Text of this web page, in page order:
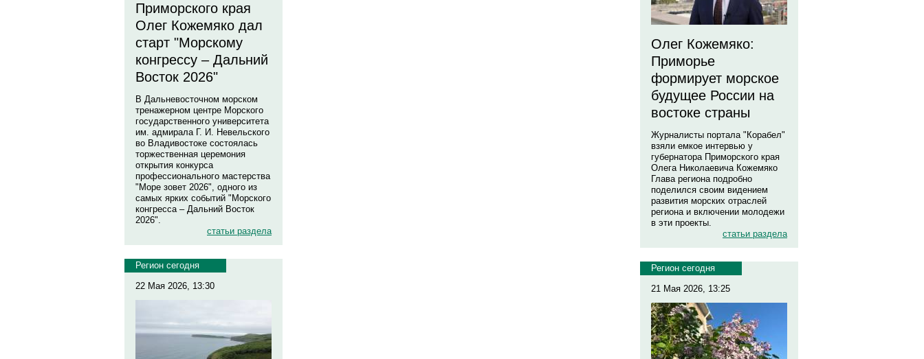
Приморского края
Олег Кожемяко дал
старт "Морскому
конгрессу – Дальний
Восток 2026"
В Дальневосточном морском
тренажерном центре Морского
государственного университета
им. адмирала Г. И. Невельского
во Владивостоке состоялась
торжественная церемония
открытия конкурса
профессионального мастерства
"Море зовет 2026", одного из
самых ярких событий "Морского
конгресса – Дальний Восток
2026".
статьи раздела
Регион сегодня
22 Мая 2026, 13:30
Олег Кожемяко:
Приморье
формирует морское
будущее России на
востоке страны
Журналисты портала "Корабел"
взяли емкое интервью у
губернатора Приморского края
Олега Николаевича Кожемяко
Глава региона подробно
поделился своим видением
развития морских отраслей
региона и включении молодежи
в эти проекты.
статьи раздела
Регион сегодня
21 Мая 2026, 13:25